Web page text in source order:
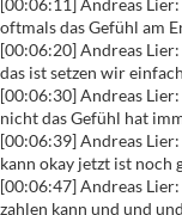
[00:06:11] Andreas
oftmals das Gefühl am
[00:06:20] Andreas
das ist setzen wir
[00:06:30] Andreas
nicht das Gefühl hat
[00:06:39] Andreas Lier:
kann okay jetzt ist noch
[00:06:47] Andreas
zahlen kann und und